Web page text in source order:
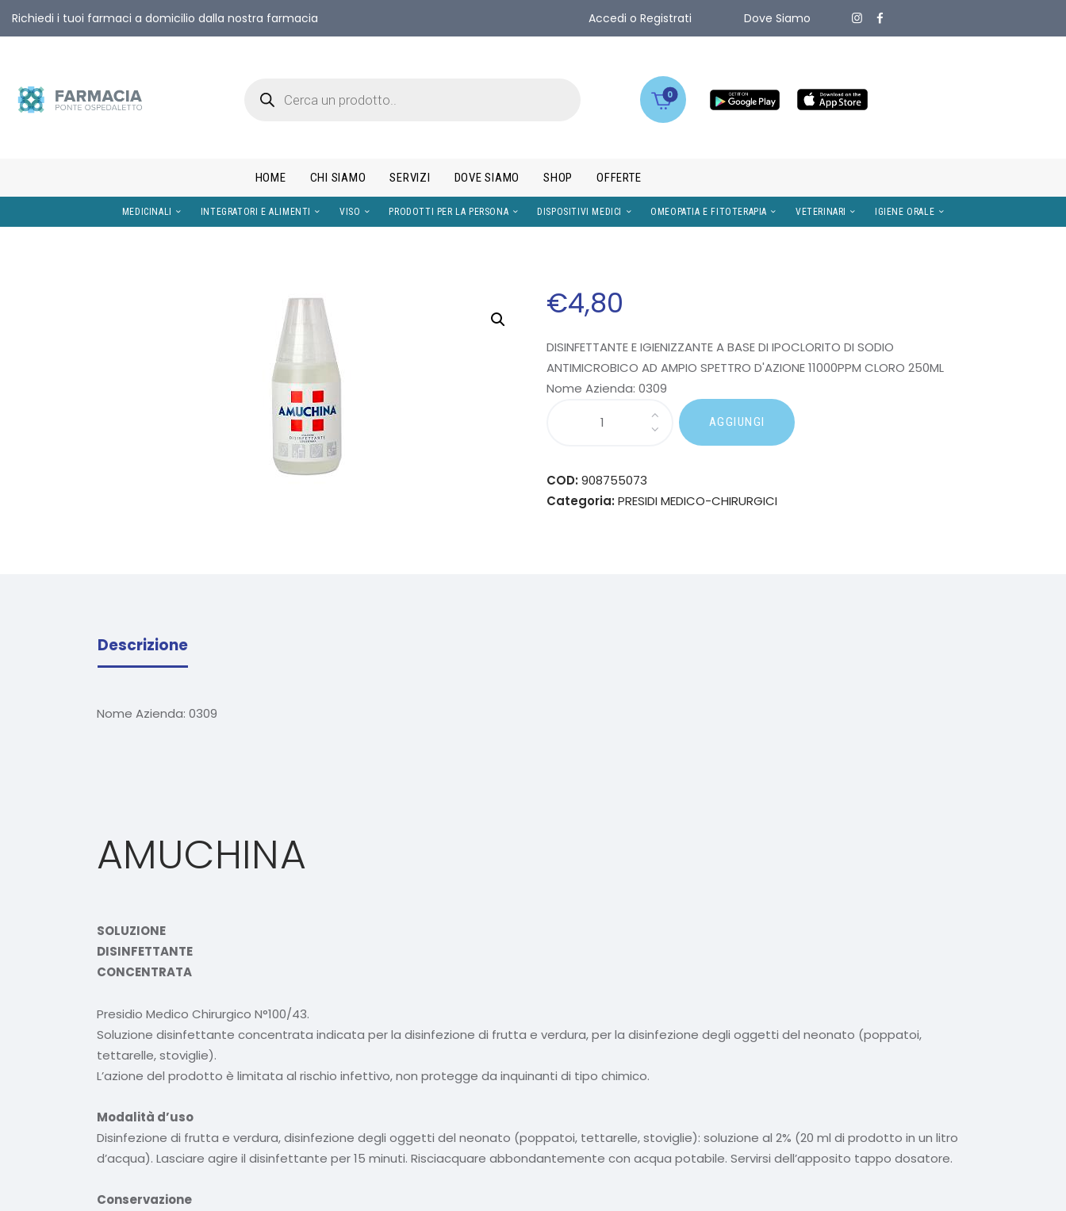
Richiedi i tuoi farmaci a domicilio dalla nostra farmacia Accedi o Registrati Dove Siamo
0
HOME CHI SIAMO SERVIZI DOVE SIAMO SHOP OFFERTE
€4,80
DISINFETTANTE E IGIENIZZANTE A BASE DI IPOCLORITO DI SODIO
ANTIMICROBICO AD AMPIO SPETTRO D'AZIONE 11000PPM CLORO 250ML
Nome Azienda:0309
AGGIUNGI
COD:908755073
Categoria:PRESIDI MEDICO-CHIRURGICI
Descrizione
Nome Azienda: 0309
AMUCHINA
SOLUZIONE
DISINFETTANTE
CONCENTRATA
Presidio Medico Chirurgico N°100/43.
Soluzione disinfettante concentrata indicata per la disinfezione di frutta e verdura, per la disinfezione degli oggetti del neonato (poppatoi,
tettarelle, stoviglie).
L’azione del prodotto è limitata al rischio infettivo, non protegge da inquinanti di tipo chimico.
Modalità d’uso
Disinfezione di frutta e verdura, disinfezione degli oggetti del neonato (poppatoi, tettarelle, stoviglie): soluzione al 2% (20 ml di prodotto in un litro
d’acqua). Lasciare agire il disinfettante per 15 minuti. Risciacquare abbondantemente con acqua potabile. Servirsi dell’apposito tappo dosatore.
Conservazione